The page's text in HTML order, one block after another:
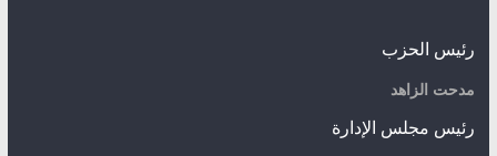
رئيس الحزب
مدحت الزاهد
رئيس مجلس الإدارة